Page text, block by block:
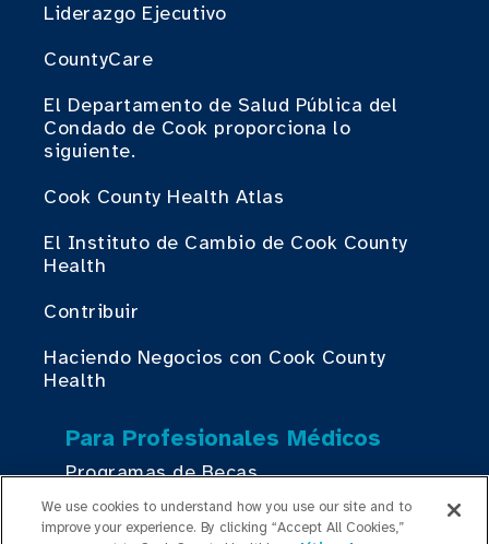
Liderazgo Ejecutivo
CountyCare
El Departamento de Salud Pública del
Condado de Cook proporciona lo
siguiente.
Cook County Health Atlas
El Instituto de Cambio de Cook County
Health
Contribuir
Haciendo Negocios con Cook County
Health
Para Profesionales Médicos
Programas de Becas
Programas de Residencia
We use cookies to understand how you use our site and to
improve your experience. By clicking “Accept All Cookies,”